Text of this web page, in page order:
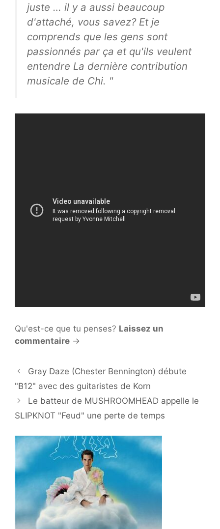
juste … il y a aussi beaucoup
d'attaché, vous savez? Et je
comprends que les gens sont
passionnés par ça et qu'ils veulent
entendre La dernière contribution
musicale de Chi. "
Qu'est-ce que tu penses? Laissez un
commentaire →
Gray Daze (Chester Bennington) débute
"B12" avec des guitaristes de Korn
Le batteur de MUSHROOMHEAD appelle le
SLIPKNOT "Feud" une perte de temps